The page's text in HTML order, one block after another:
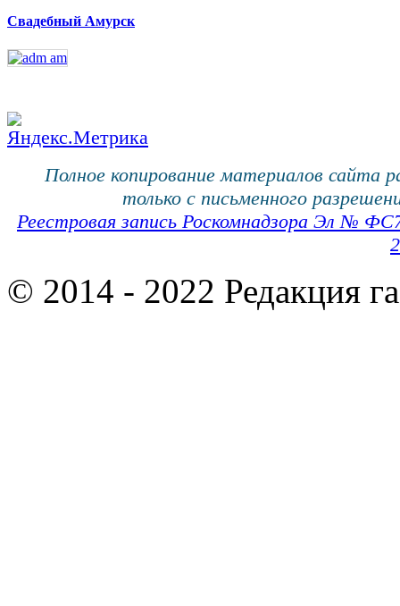
Свадебный Амурск
Полное копирование материалов сайта
только с письменного
Реестровая запись Роскомнадзора Эл №
© 2014 - 2022 Редакция